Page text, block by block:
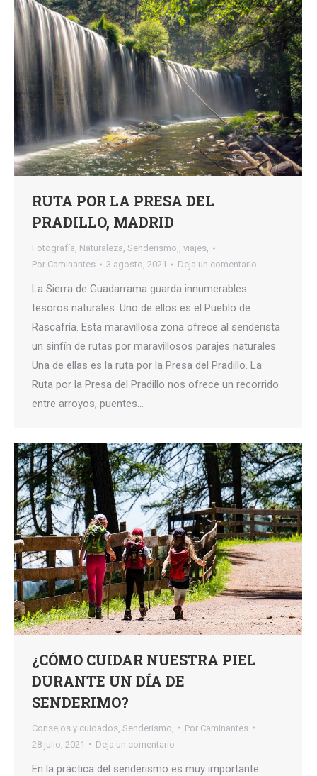
RUTA POR LA PRESA DEL
PRADILLO, MADRID
Fotografía, Naturaleza, Senderismo,, viajes,
Por Caminantes 3 agosto, 2021 Deja un comentario
La Sierra de Guadarrama guarda innumerables
tesoros naturales. Uno de ellos es el Pueblo de
Rascafría. Esta maravillosa zona ofrece al senderista
un sinfín de rutas por maravillosos parajes naturales.
Una de ellas es la ruta por la Presa del Pradillo. La
Ruta por la Presa del Pradillo nos ofrece un recorrido
entre arroyos, puentes…
¿CÓMO CUIDAR NUESTRA PIEL
DURANTE UN DÍA DE
SENDERIMO?
Consejos y cuidados Senderismo, Por Caminantes
28 julio, 2021
Deja un comentario
En la práctica del senderismo es muy importante